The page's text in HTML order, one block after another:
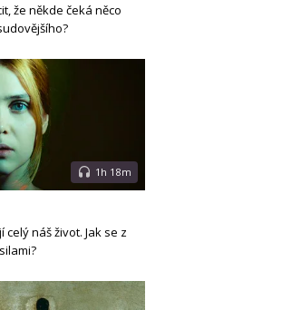
že někde čeká něco
1h 18m
náš život. Jak se z